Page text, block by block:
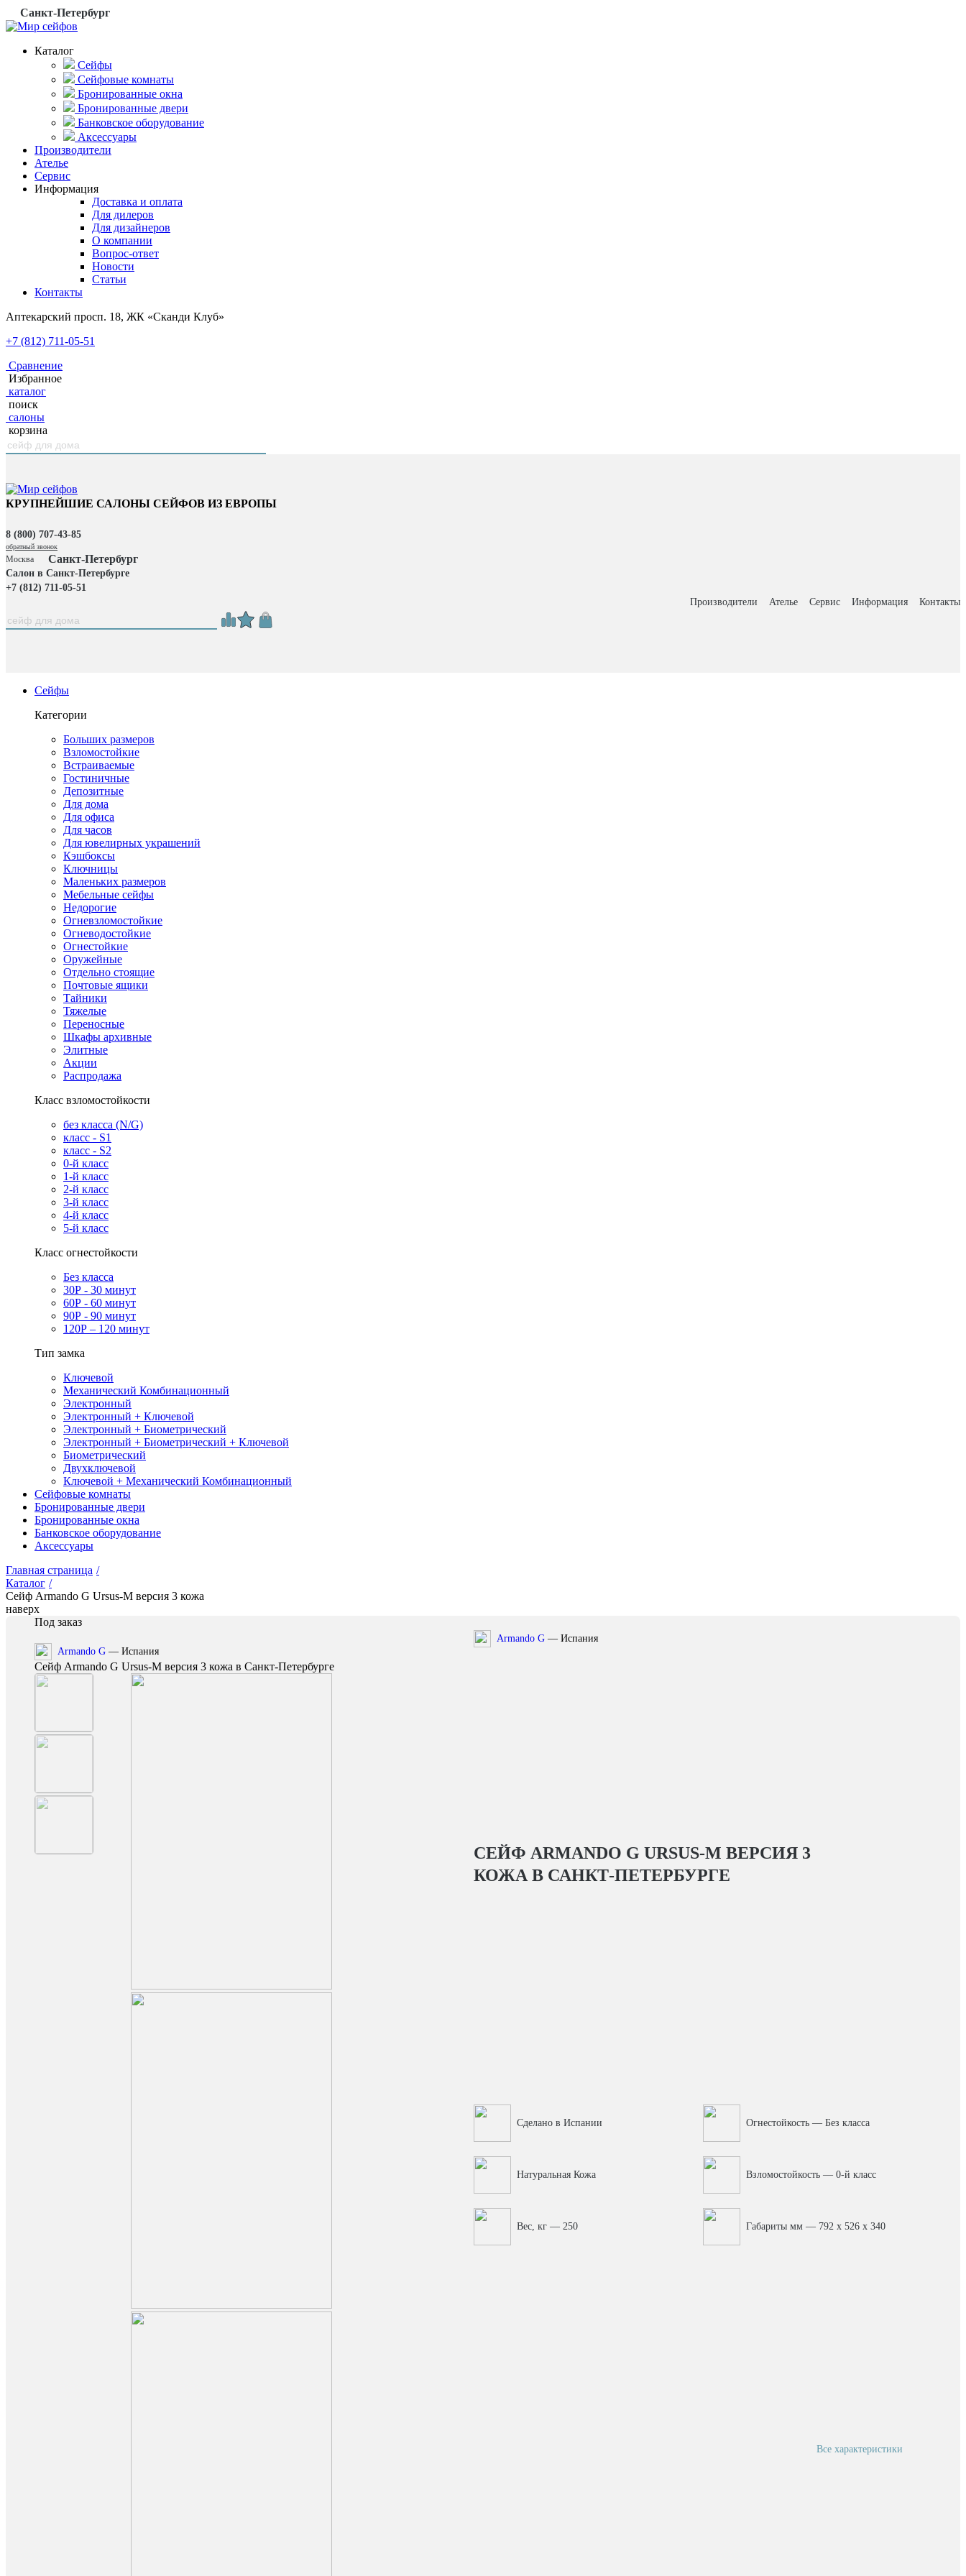
Санкт-Петербург
Каталог
Сейфы
Сейфовые комнаты
Бронированные окна
Бронированные двери
Банковское оборудование
Аксессуары
Производители
Ателье
Сервис
Информация
Доставка и оплата
Для дилеров
Для дизайнеров
О компании
Вопрос-ответ
Новости
Статьи
Контакты
Аптекарский просп. 18, ЖК «Сканди Клуб»
+7 (812) 711-05-51
Сравнение
Избранное
каталог
поиск
салоны
корзина
КРУПНЕЙШИЕ САЛОНЫ СЕЙФОВ ИЗ ЕВРОПЫ
8 (800) 707-43-85
обратный звонок
Москва Санкт-Петербург
Салон в Санкт-Петербурге
+7 (812) 711-05-51
Производители
Ателье Сервис Информация Контакты
Сейфы
Категории
Больших размеров
Взломостойкие
Встраиваемые
Гостиничные
Депозитные
Для дома
Для офиса
Для часов
Для ювелирных украшений
Кэшбоксы
Ключницы
Маленьких размеров
Мебельные сейфы
Недорогие
Огневзломостойкие
Огневодостойкие
Огнестойкие
Оружейные
Отдельно стоящие
Почтовые ящики
Тайники
Тяжелые
Переносные
Шкафы архивные
Элитные
Акции
Распродажа
Класс взломостойкости
без класса (N/G)
класс - S1
класс - S2
0-й класс
1-й класс
2-й класс
3-й класс
4-й класс
5-й класс
Класс огнестойкости
Без класса
30Р - 30 минут
60Р - 60 минут
90Р - 90 минут
120Р – 120 минут
Тип замка
Ключевой
Механический Комбинационный
Электронный
Электронный + Ключевой
Электронный + Биометрический
Электронный + Биометрический + Ключевой
Биометрический
Двухключевой
Ключевой + Механический Комбинационный
Сейфовые комнаты
Бронированные двери
Бронированные окна
Банковское оборудование
Аксессуары
Главная страница /
Каталог /
Сейф Armando G Ursus-M версия 3 кожа
наверх
Под заказ
Armando G — Испания
Сейф Armando G Ursus-M версия 3 кожа в Санкт-Петербурге
Armando G — Испания
СЕЙФ ARMANDO G URSUS-M ВЕРСИЯ 3
КОЖАВ САНКТ-ПЕТЕРБУРГЕ
Сделано в Испании Огнестойкость — Без класса
Натуральная Кожа Взломостойкость — 0-й класс
Вес, кг — 250 Габариты мм — 792 x 526 x 340
Все характеристики